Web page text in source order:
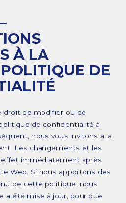
À LA
DE
droit de modifier ou de
de confidentialité à
nous vous invitons à la
Les changements et les
immédiatement après
Web. Si nous apportons des
de cette politique, nous
a été mise à jour, pour que